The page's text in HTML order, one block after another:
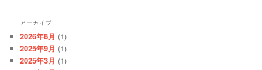
アーカイブ
2026年8月 (1)
2025年9月 (1)
2025年3月 (1)